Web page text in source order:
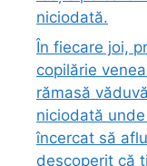
niciodată.
În fiecare joi,
copilărie
rămasă
niciodată
încercat să
descoperit că